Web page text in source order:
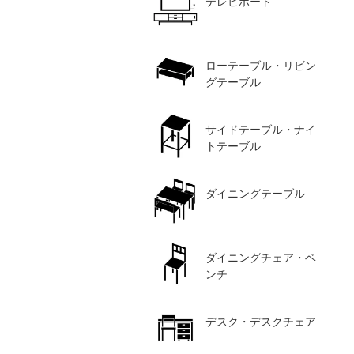
ローテーブル・リビン
グテーブル
サイドテーブル・ナイ
トテーブル
ダイニングテーブル
ダイニングチェア・ベ
ンチ
デスク・デスクチェア